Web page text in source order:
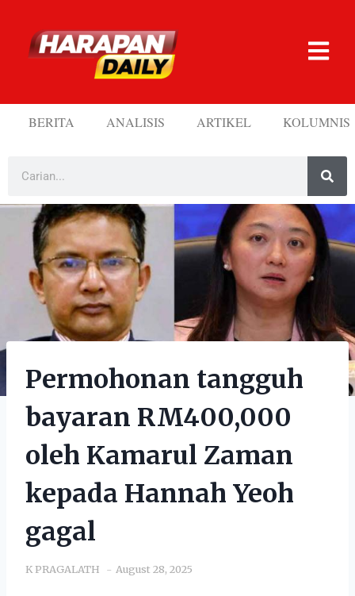
BERITA ANALISIS ARTIKEL KOLUMNIS
Permohonan tangguh
bayaran RM400,000
oleh Kamarul Zaman
kepada Hannah Yeoh
gagal
K PRAGALATH August 28, 2025